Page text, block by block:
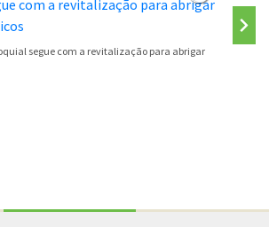
segue com a revitalização para abrigar
São